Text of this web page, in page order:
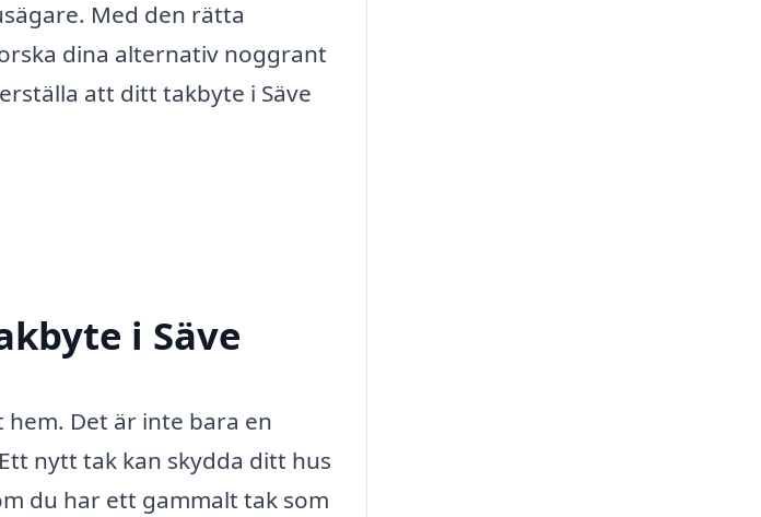
Med den rätta
dina alternativ noggrant
att ditt takbyte i Säve
i Säve
Det är inte bara en
nytt tak kan skydda ditt hus
du har ett gammalt tak som